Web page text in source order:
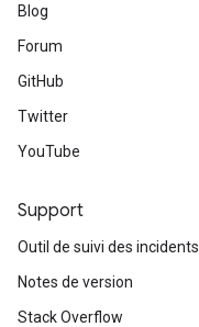
Blog
Forum
GitHub
Twitter
YouTube
Support
Outil de suivi des incidents
Notes de version
Stack Overflow